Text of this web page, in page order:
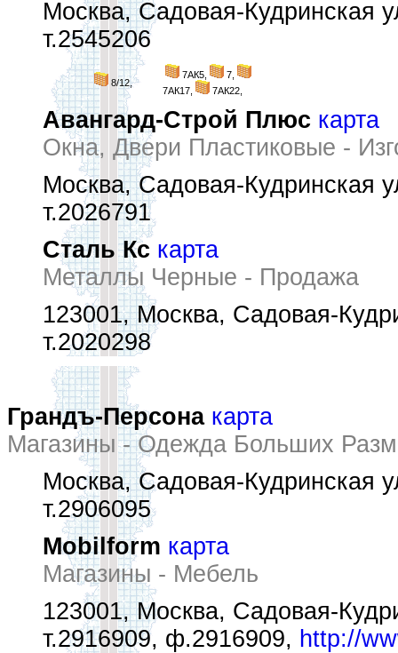
Москва, Садовая-Кудринская
т.2545206
8/12,
7АК5,
7,
7АК17,
7АК22,
Авангард-Строй Плюс карта
Окна, Двери Пластиковые -
Москва, Садовая-Кудринская
т.2026791
Сталь Кс карта
Металлы Черные - Продажа
123001, Москва, Садовая-
т.2020298
Грандъ-Персона карта
Магазины - Одежда Больших
Москва, Садовая-Кудринская
т.2906095
Mobilform карта
Магазины - Мебель
123001, Москва, Садовая-
т.2916909, ф.2916909, http://